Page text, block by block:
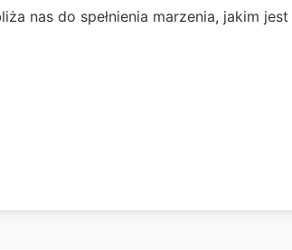
nas do spełnienia marzenia, jakim jest